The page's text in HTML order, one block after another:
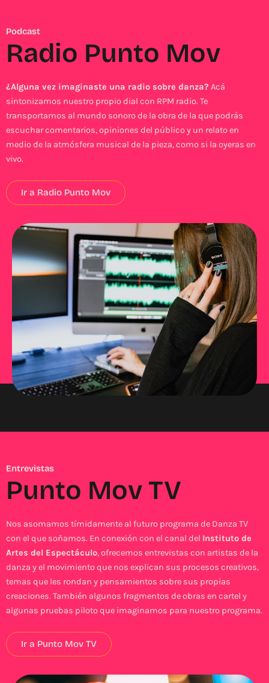
Podcast
Radio Punto Mov
¿Alguna vez imaginaste una radio sobre danza? Acá
sintonizamos nuestro propio dial con RPM radio. Te
transportamos al mundo sonoro de la obra de la que podrás
escuchar comentarios, opiniones del público y un relato en
medio de la atmósfera musical de la pieza, como si la oyeras en
vivo.
Ir a Radio Punto Mov
Entrevistas
Punto Mov TV
Nos asomamos tímidamente al futuro programa de Danza TV
con el que soñamos. En conexión con el canal del Instituto de
Artes del Espectáculo, ofrecemos entrevistas con artistas de la
danza y el movimiento que nos explican sus procesos creativos,
temas que les rondan y pensamientos sobre sus propias
creaciones. También algunos fragmentos de obras en cartel y
algunas pruebas piloto que imaginamos para nuestro programa.
Ir a Punto Mov TV